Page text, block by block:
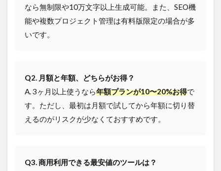
なら無制限や10万文字以上生成可能。また、SEO機
能や複数プロジェクト管理は有料版限定の場合が多
いです。
Q2. 月額と年額、どちらがお得？
A. 3ヶ月以上使うなら年額プランが10〜20%お得で
す。ただし、最初は月額で試してから年額に切り替
えるのがリスクが少なくておすすめです。
Q3. 商用利用できる最安値のツールは？